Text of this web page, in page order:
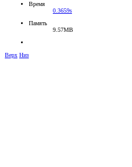
Время
0.3659s
Память
9.57MB
Верх Низ